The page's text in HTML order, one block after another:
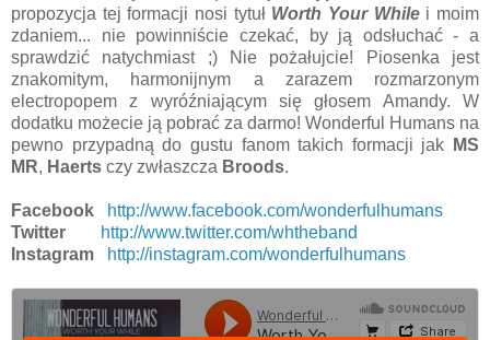
propozycja tej formacji nosi tytuł Worth Your Whilei moim
zdaniem... nie powinniście czekać, by ją odsłuchać - a
sprawdzić natychmiast ;) Nie pożałujcie! Piosenka jest
znakomitym, harmonijnym a zarazem rozmarzonym
electropopem z wyróźniającym się głosem Amandy. W
dodatku możecie ją pobrać za darmo! Wonderful Humans na
pewno przypadną do gustu fanom takich formacji jak
MS
MR, Haerts czy zwłaszcza Broods.
Facebook
http://www.facebook.com/wonderfulhumans
Twitter
http://www.twitter.com/whtheband
Instagram
http://instagram.com/wonderfulhumans